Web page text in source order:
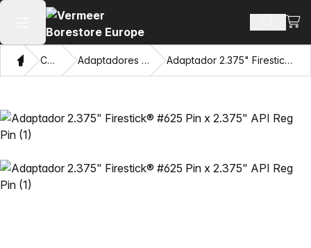
Abrir menu principal Busca
Ver
CasaCatálogo Adaptadores e Olhos Puxadores Adaptador 2.375" Firestick® #625 Pin x 2.375" API Reg Pin